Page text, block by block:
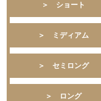
＞ ショート
＞ ミディアム
＞ セミロング
＞ ロング